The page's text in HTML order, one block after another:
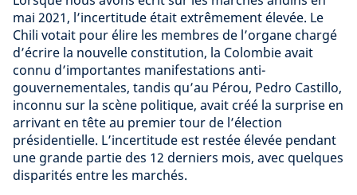
mai 2021, l’incertitude était extrêmement élevée. Le
Chili votait pour élire les membres de l’organe chargé
d’écrire la nouvelle constitution, la Colombie avait
connu d’importantes manifestations anti-
gouvernementales, tandis qu’au Pérou, Pedro Castillo,
inconnu sur la scène politique, avait créé la surprise en
arrivant en tête au premier tour de l’élection
présidentielle. L’incertitude est restée élevée pendant
une grande partie des 12 derniers mois, avec quelques
disparités entre les marchés.